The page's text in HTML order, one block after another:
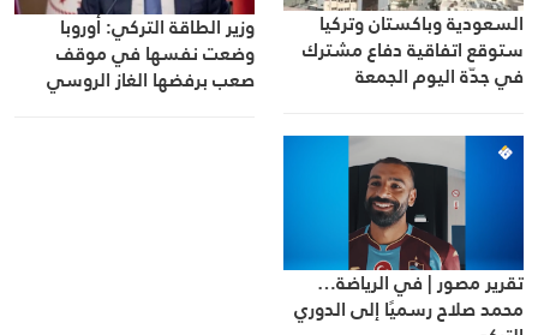
السعودية وباكستان وتركيا
ستوقع اتفاقية دفاع مشترك
في جدّة اليوم الجمعة
وزير الطاقة التركي: أوروبا
وضعت نفسها في موقف
صعب برفضها الغاز الروسي
تقرير مصور | في الرياضة…
محمد صلاح رسميًا إلى الدوري